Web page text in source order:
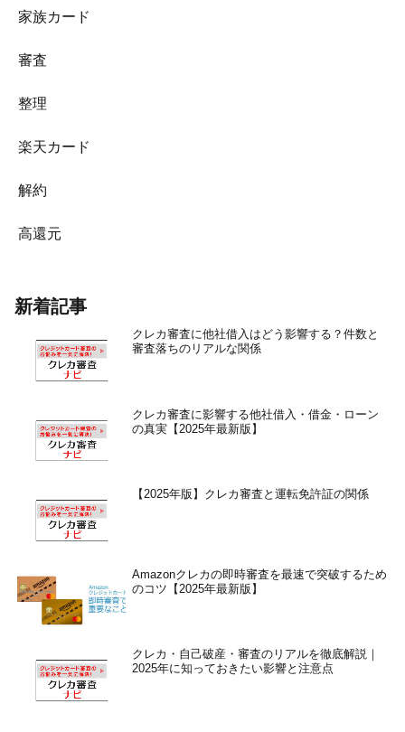
家族カード
審査
整理
楽天カード
解約
高還元
新着記事
クレカ審査に他社借入はどう影響する？件数と
審査落ちのリアルな関係
クレカ審査に影響する他社借入・借金・ローン
の真実【2025年最新版】
【2025年版】クレカ審査と運転免許証の関係
Amazonクレカの即時審査を最速で突破するため
のコツ【2025年最新版】
クレカ・自己破産・審査のリアルを徹底解説｜
2025年に知っておきたい影響と注意点